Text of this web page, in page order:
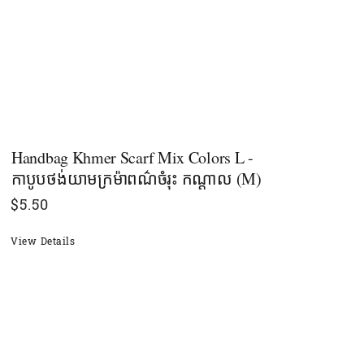
Handbag Khmer Scarf Mix Colors L -
កាបូបថង់យាមក្រម៉ាពណ៌ចំរុះ កណ្ដាល (M)
$5.50
View Details